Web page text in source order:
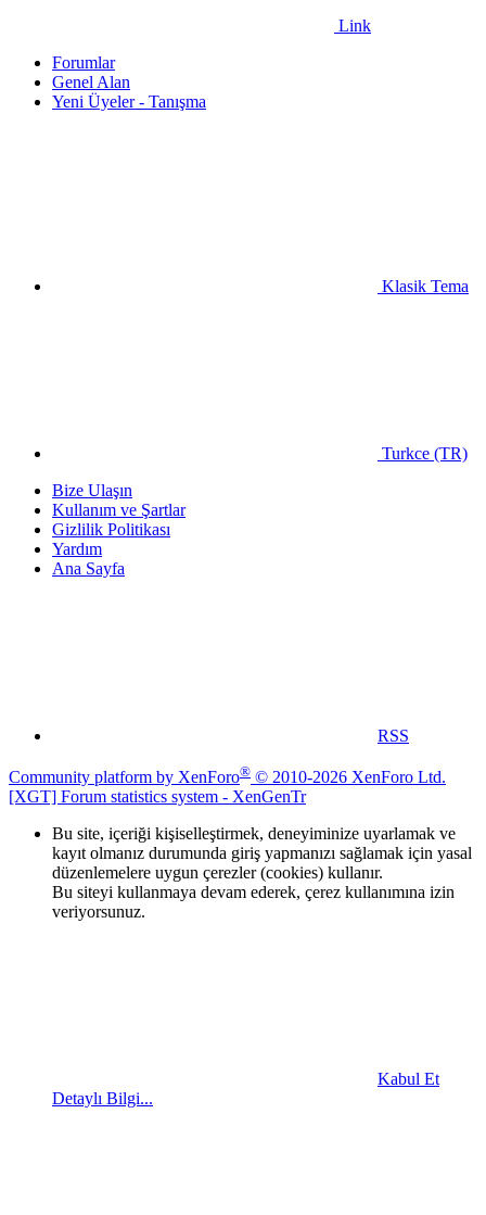
Link
Forumlar
Genel Alan
Yeni Üyeler - Tanışma
Klasik Tema
Turkce (TR)
Bize Ulaşın
Kullanım ve Şartlar
Gizlilik Politikası
Yardım
Ana Sayfa
RSS
Community platform by XenForo® © 2010-2026 XenForo Ltd.
[XGT] Forum statistics system - XenGenTr
Bu site, içeriği kişiselleştirmek, deneyiminize uyarlamak ve
kayıt olmanız durumunda giriş yapmanızı sağlamak için yasal
düzenlemelere uygun çerezler (cookies) kullanır.
Bu siteyi kullanmaya devam ederek, çerez kullanımına izin
veriyorsunuz.
Kabul Et
Detaylı Bilgi...